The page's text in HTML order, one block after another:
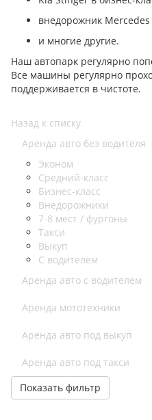
внедорожник Mercedes
и многие другие.
Наш автопарк регулярно
Все машины регулярно
поддерживается в чистоте.
Назад к списку
Аренда авто без водителя
Эконом
Средний-класс
Бизнес-класс
Внедорожники
7-8 мест / фургоны
Такси
Выкуп
С водителем
Аренда авто с водителем
Аренда мототехники
Аренда авто под выкуп
Аренда авто под такси
Показать фильтр